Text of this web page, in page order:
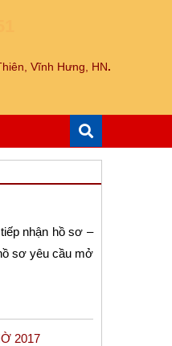
Vĩnh Hưng, HN.
nhận hồ sơ –
sơ yêu cầu mở
2017